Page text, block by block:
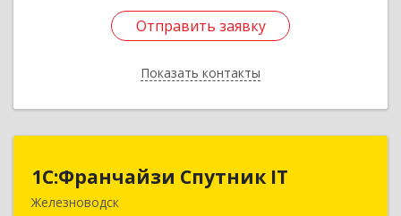
Отправить заявку
Показать контакты
Отправить заявку
Назад
1С:Франчайзи Спутник IT
Железноводск
1С:Франчайзи Спутник IT
357430, Ставропольский край, город-курорт